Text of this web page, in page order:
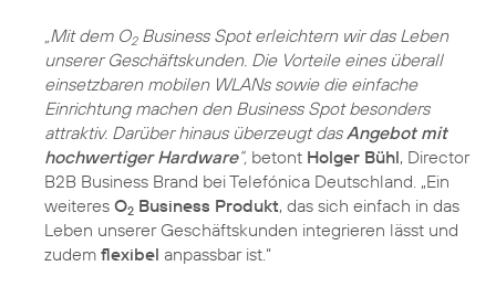
„Mit dem O2Business Spot erleichtern wir das Leben
unserer Geschäftskunden. Die Vorteile eines überall
einsetzbaren mobilen WLANs sowie die einfache
Einrichtung machen den Business Spot besonders
attraktiv. Darüber hinaus überzeugt dasAngebot mit
hochwertiger Hardware“, betont Holger Bühl, Director
B2B Business Brand bei Telefónica Deutschland. „Ein
weiteres O2 Business Produkt, das sich einfach in das
Leben unserer Geschäftskunden integrieren lässt und
zudem flexibel anpassbar ist.“